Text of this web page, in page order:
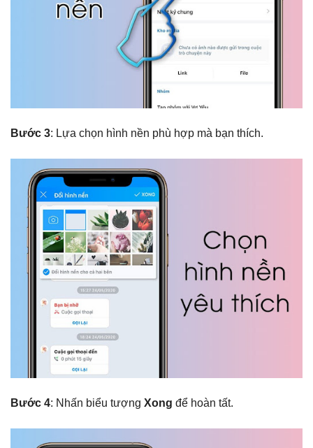
Bước 3: Lựa chọn hình nền phù hợp mà bạn thích.
Bước 4: Nhấn biểu tượng Xong để hoàn tất.